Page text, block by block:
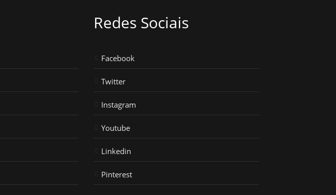
Redes Sociais
Facebook
Twitter
Instagram
Youtube
Linkedin
Pinterest